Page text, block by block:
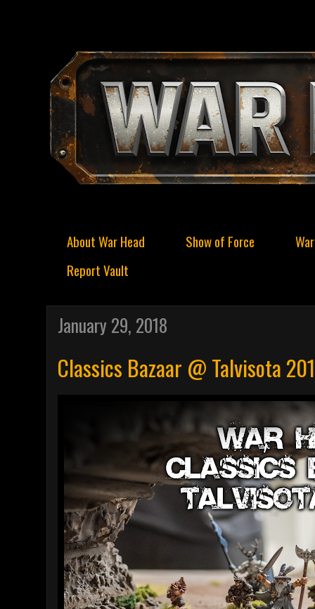
About War Head Show of Force
Report Vault
January 29, 2018
Classics Bazaar @ Talvisota